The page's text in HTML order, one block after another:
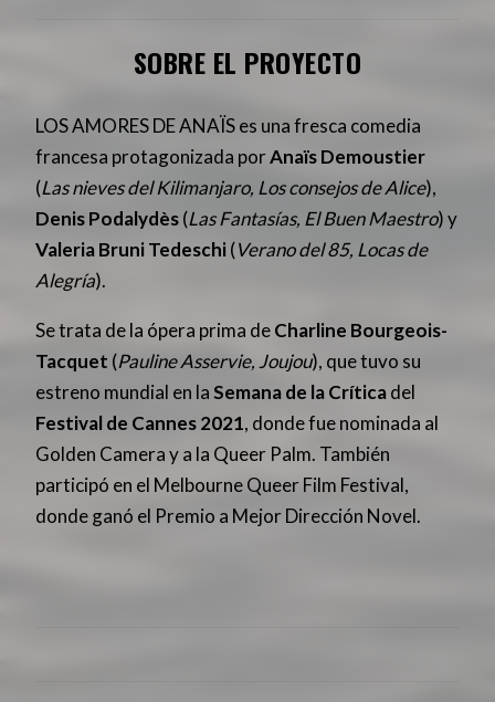
SOBRE EL PROYECTO
LOS AMORES DE ANAÏS es una fresca comedia
francesa protagonizada porAnaïs Demoustier
(Las nieves del Kilimanjaro, Los consejos de Alice),
Denis Podalydès(Las Fantasías, El Buen Maestro) y
Valeria BruniTedeschi(Verano del 85, Locas de
Alegría).
Se trata de la ópera prima deCharline Bourgeois-
Tacquet (Pauline Asservie, Joujou), que tuvo su
estreno mundial en laSemana de la Críticadel
Festival de Cannes 2021, donde fue nominada al
Golden Camera y a la Queer Palm. También
participó en el Melbourne Queer Film Festival,
donde ganó el Premio a Mejor Dirección Novel.